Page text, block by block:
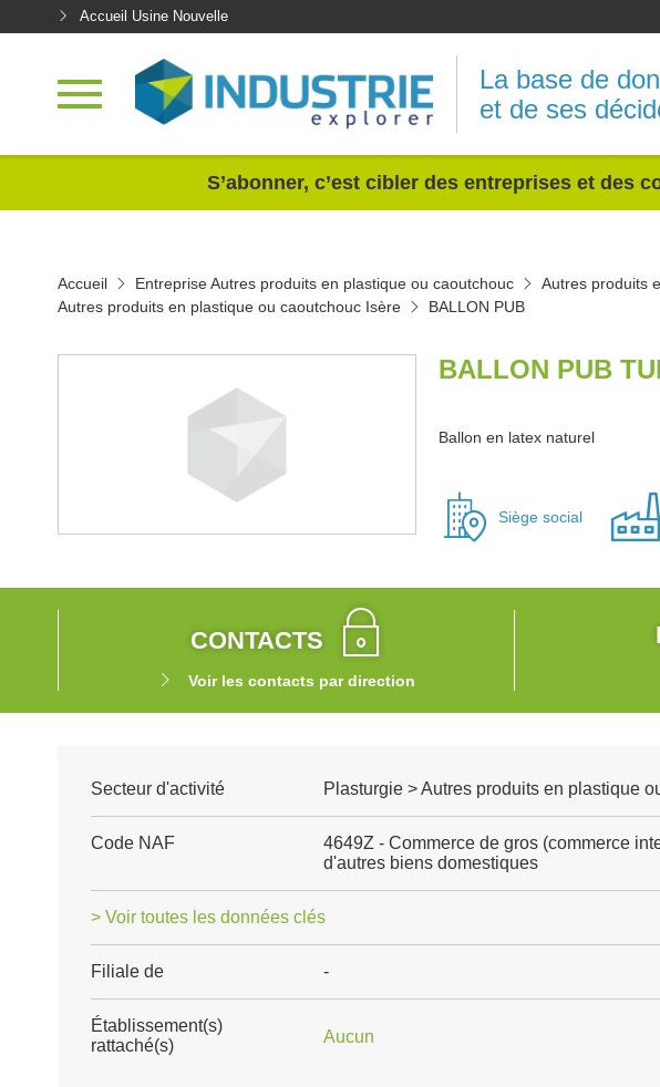
Accueil Usine Nouvelle
La base de
et de ses
S’abonner, c’est cibler des entreprises et
Accueil Entreprise Autres produits en plastique ou caoutchouc
Autres produits
Autres produits en plastique ou caoutchouc Isère
BALLON PUB
BALLON PUB
Ballon en latex naturel
Siège social
CONTACTS
Voir les contacts par direction
Secteur d'activité Plasturgie > Autres produits en plastique
Code NAF
4649Z - Commerce de gros (commerce
d'autres biens domestiques
> Voir toutes les données clés
Filiale de -
Établissement(s)
rattaché(s)
Aucun